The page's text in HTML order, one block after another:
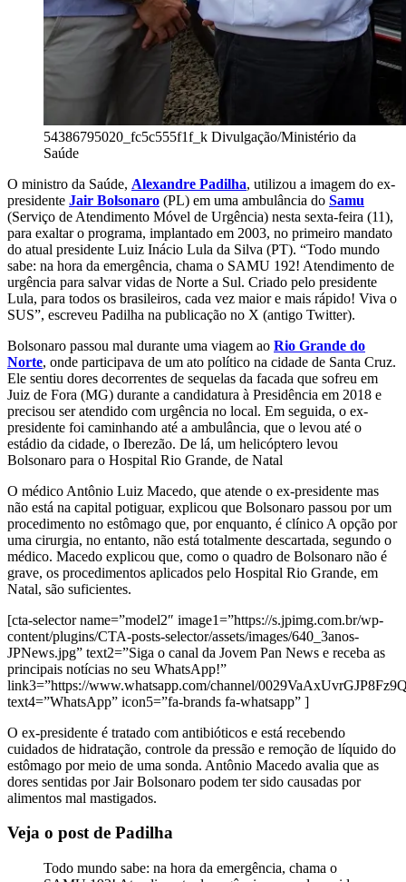
54386795020_fc5c555f1f_k Divulgação/Ministério da
Saúde
O ministro da Saúde, Alexandre Padilha, utilizou a imagem do ex-
presidente Jair Bolsonaro (PL) em uma ambulância do Samu
(Serviço de Atendimento Móvel de Urgência) nesta sexta-feira (11),
para exaltar o programa, implantado em 2003, no primeiro mandato
do atual presidente Luiz Inácio Lula da Silva (PT). “Todo mundo
sabe: na hora da emergência, chama o SAMU 192! Atendimento de
urgência para salvar vidas de Norte a Sul. Criado pelo presidente
Lula, para todos os brasileiros, cada vez maior e mais rápido! Viva o
SUS”, escreveu Padilha na publicação no X (antigo Twitter).
Bolsonaro passou mal durante uma viagem ao Rio Grande do
Norte, onde participava de um ato político na cidade de Santa Cruz.
Ele sentiu dores decorrentes de sequelas da facada que sofreu em
Juiz de Fora (MG) durante a candidatura à Presidência em 2018 e
precisou ser atendido com urgência no local. Em seguida, o ex-
presidente foi caminhando até a ambulância, que o levou até o
estádio da cidade, o Iberezão. De lá, um helicóptero levou
Bolsonaro para o Hospital Rio Grande, de Natal
O médico Antônio Luiz Macedo, que atende o ex-presidente mas
não está na capital potiguar, explicou que Bolsonaro passou por um
procedimento no estômago que, por enquanto, é clínico A opção por
uma cirurgia, no entanto, não está totalmente descartada, segundo o
médico. Macedo explicou que, como o quadro de Bolsonaro não é
grave, os procedimentos aplicados pelo Hospital Rio Grande, em
Natal, são suficientes.
[cta-selector name=”model2″ image1=”https://s.jpimg.com.br/wp-
content/plugins/CTA-posts-selector/assets/images/640_3anos-
JPNews.jpg” text2=”Siga o canal da Jovem Pan News e receba as
principais notícias no seu WhatsApp!”
link3=”https://www.whatsapp.com/channel/
text4=”WhatsApp” icon5=”fa-brands fa-whatsapp” ]
O ex-presidente é tratado com antibióticos e está recebendo
cuidados de hidratação, controle da pressão e remoção de líquido do
estômago por meio de uma sonda. Antônio Macedo avalia que as
dores sentidas por Jair Bolsonaro podem ter sido causadas por
alimentos mal mastigados.
Veja o post de Padilha
Todo mundo sabe: na hora da emergência, chama o